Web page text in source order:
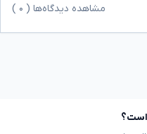
مشاهده دیدگاه‌ها ( ۰
است؟